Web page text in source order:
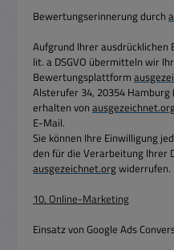
Bewertungserinnerung durch
Aufgrund Ihrer ausdrücklichen
lit. a DSGVO übermitteln wir
Bewertungsplattform
Alsterufer 34, 20354 Hamburg (
erhalten von
E-Mail.
Sie können Ihre Einwilligung
den für die Verarbeitung Ihrer
ausgezeichnet.orgwiderrufen.
10. Online-Marketing
Einsatz von Google Ads